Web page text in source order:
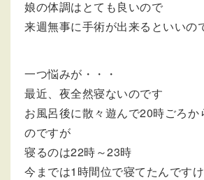
娘の体調はとても良いので
来週無事に手術が出来るといいの
一つ悩みが・・・
最近、夜全然寝ないのです
お風呂後に散々遊んで20時ごろか
のですが
寝るのは22時～23時
今までは1時間位で寝てたんです